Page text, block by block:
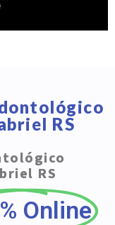
RS
RS
Online